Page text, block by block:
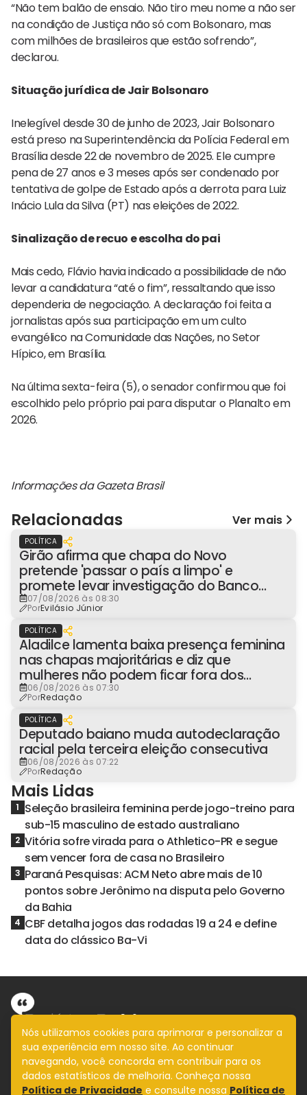
“Não tem balão de ensaio. Não tiro meu nome a não ser
na condição de Justiça não só com Bolsonaro, mas
com milhões de brasileiros que estão sofrendo”,
declarou.
Situação jurídica de Jair Bolsonaro
Inelegível desde 30 de junho de 2023, Jair Bolsonaro
está preso na Superintendência da Polícia Federal em
Brasília desde 22 de novembro de 2025. Ele cumpre
pena de 27 anos e 3 meses após ser condenado por
tentativa de golpe de Estado após a derrota para Luiz
Inácio Lula da Silva (PT) nas eleições de 2022.
Sinalização de recuo e escolha do pai
Mais cedo, Flávio havia indicado a possibilidade de não
levar a candidatura “até o fim”, ressaltando que isso
dependeria de negociação. A declaração foi feita a
jornalistas após sua participação em um culto
evangélico na Comunidade das Nações, no Setor
Hípico, em Brasília.
Na última sexta-feira (5), o senador confirmou que foi
escolhido pelo próprio pai para disputar o Planalto em
2026.
Informações da Gazeta Brasil
Relacionadas Ver mais
POLÍTICA
Girão afirma que chapa do Novo
pretende 'passar o país a limpo' e
promete levar investigação do Banco
Master à Presidência
07/08/2026 às 08:30
PorEvilásio Júnior
POLÍTICA
Aladilce lamenta baixa presença feminina
nas chapas majoritárias e diz que
mulheres não podem ficar fora dos
espaços de poder
06/08/2026 às 07:30
PorRedação
POLÍTICA
Deputado baiano muda autodeclaração
racial pela terceira eleição consecutiva
06/08/2026 às 07:22
PorRedação
Mais Lidas
1 Seleção brasileira feminina perde jogo-treino para
sub-15 masculino de estado australiano
2 Vitória sofre virada para o Athletico-PR e segue
sem vencer fora de casa no Brasileiro
3 Paraná Pesquisas: ACM Neto abre mais de 10
pontos sobre Jerônimo na disputa pelo Governo
da Bahia
4 CBF detalha jogos das rodadas 19 a 24 e define
data do clássico Ba-Vi
Informação com imparcialidade
SIGA
Nós utilizamos cookies para aprimorar e personalizar a
sua experiência em nosso site. Ao continuar
navegando, você concorda em contribuir para os
dados estatísticos de melhoria. Conheça nossa
Política de Privacidade e consulte nossa Política de